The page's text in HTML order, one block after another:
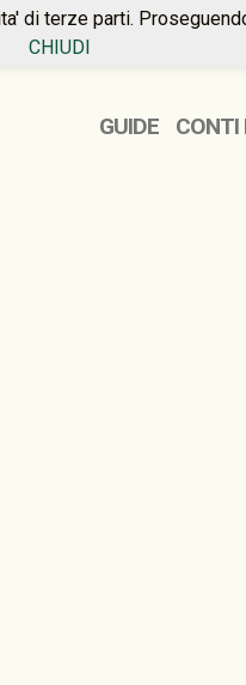
GUIDE CONTI
di terze parti.
CHIUDI